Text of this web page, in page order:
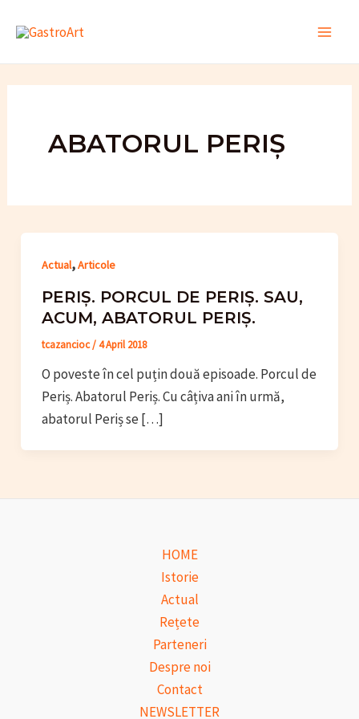
ABATORUL PERIȘ
Actual,Articole
PERIȘ. PORCUL DE PERIȘ. SAU,
ACUM, ABATORUL PERIȘ.
tcazancioc/4 April 2018
O poveste în cel puțin două episoade. Porcul de
Periș. Abatorul Periș. Cu câțiva ani în urmă,
abatorul Periș se […]
HOME
Istorie
Actual
Rețete
Parteneri
Despre noi
Contact
NEWSLETTER